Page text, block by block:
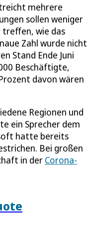
mehrere
sollen weniger
treffen, wie das
Zahl wurde nicht
Stand Ende Juni
Beschäftigte,
davon wären
Regionen und
ein Sprecher dem
hatte bereits
Bei großen
in der Corona-